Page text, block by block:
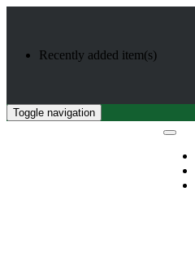
Recently added item(s)
Toggle navigation